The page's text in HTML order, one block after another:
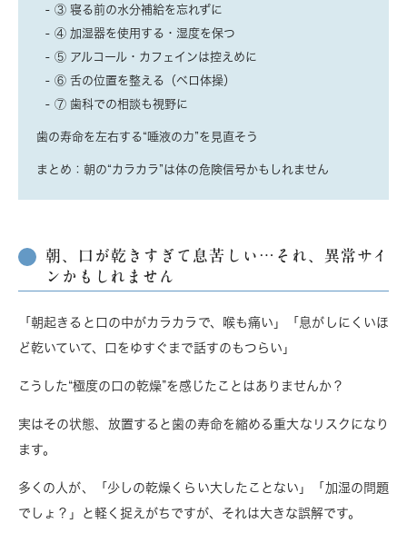
③ 寝る前の水分補給を忘れずに
④ 加湿器を使用する・湿度を保つ
⑤ アルコール・カフェインは控えめに
⑥ 舌の位置を整える（ベロ体操）
⑦ 歯科での相談も視野に
歯の寿命を左右する“唾液の力”を見直そう
まとめ：朝の“カラカラ”は体の危険信号かもしれません
朝、口が乾きすぎて息苦しい…それ、異常サイ
ンかもしれません
「朝起きると口の中がカラカラで、喉も痛い」「息がしにくいほ
ど乾いていて、口をゆすぐまで話すのもつらい」
こうした“極度の口の乾燥”を感じたことはありませんか？
実はその状態、 放置すると歯の寿命を縮める重大なリスク になり
ます。
多くの人が、「少しの乾燥くらい大したことない」「加湿の問題
でしょ？」と軽く捉えがちですが、それは大きな誤解です。